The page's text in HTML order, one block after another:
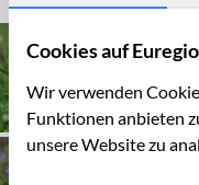
Kontakt
Cookies auf
Wir verwenden
Funktionen anbieten
unsere Website zu